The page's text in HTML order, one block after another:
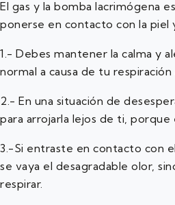
El gas y la bomba lacrimógena
ponerse en contacto con la piel
1.- Debes mantener la calma y
normal a causa de tu respiración
2.- En una situación de
para arrojarla lejos de ti, porque
3.-Si entraste en contacto con
se vaya el desagradable olor,
respirar.